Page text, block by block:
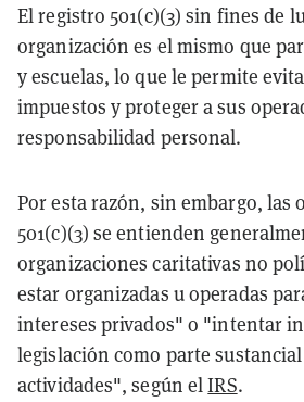
El registro 501(c)(3) sin fines de
organización es el mismo que
y escuelas, lo que le permite
impuestos y proteger a sus
responsabilidad personal.
Por esta razón, sin embargo, las
501(c)(3) se entienden
organizaciones caritativas no
estar organizadas u operadas
intereses privados" o "intentar
legislación como parte sustancial
actividades", según elIRS.